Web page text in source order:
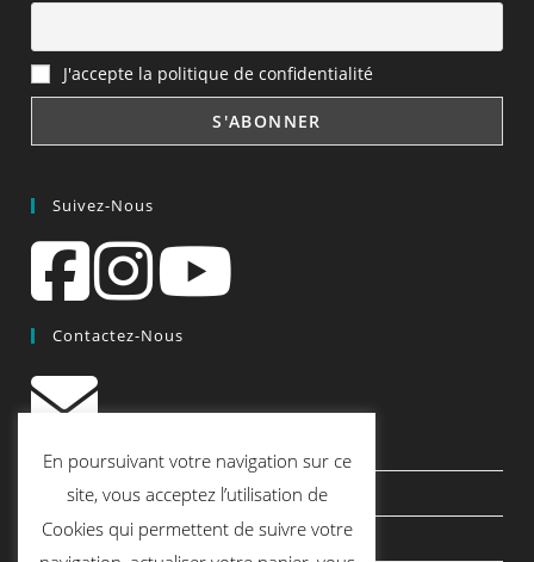
J'accepte la politique de confidentialité
Suivez-Nous
Contactez-Nous
contact@quiscrap.fr
Les Fiches Techniques et les Tutos
Le Blog
En poursuivant votre navigation sur ce
site, vous acceptez l’utilisation de
Cookies qui permettent de suivre votre